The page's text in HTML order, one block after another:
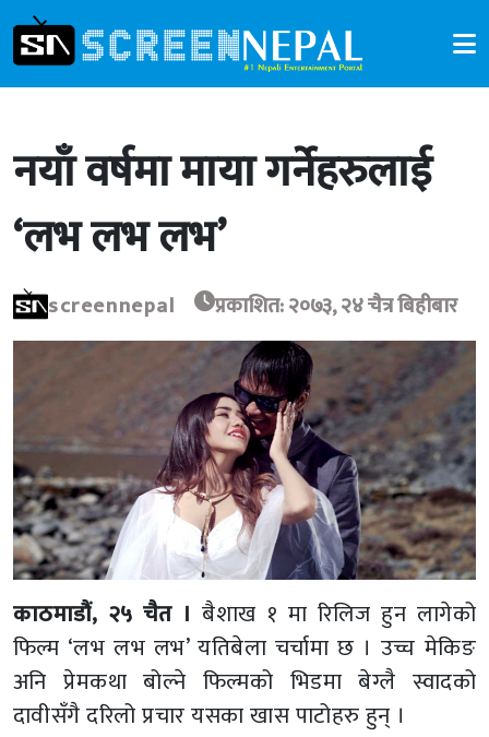
नयाँ वर्षमा माया गर्नेहरुलाई
‘लभ लभ लभ’
screennepal प्रकाशित: २०७३, २४ चैत्र बिहीबार
काठमाडौं, २५ चैत । बैशाख १ मा रिलिज हुन लागेको
फिल्म ‘लभ लभ लभ’ यतिबेला चर्चामा छ । उच्च मेकिङ
अनि प्रेमकथा बोल्ने फिल्मको भिडमा बेग्लै स्वादको
दावीसँगै दरिलो प्रचार यसका खास पाटोहरु हुन् ।